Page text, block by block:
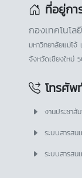
ที่อยู่ก
กองเทคโนโ
มหาวิทยาลัยแม่โ
จังหวัดเชียงใหม่
โทรศัพ
งานประชา
ระบบสารส
ระบบสารสน